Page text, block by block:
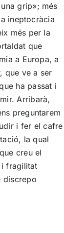
grip»; més
ineptocràcia
més per la
que
a Europa, a
que ve a ser
ha passat i
Arribarà,
preguntarem
i fer el cafre
la qual
creu el
fragilitat
discrepo